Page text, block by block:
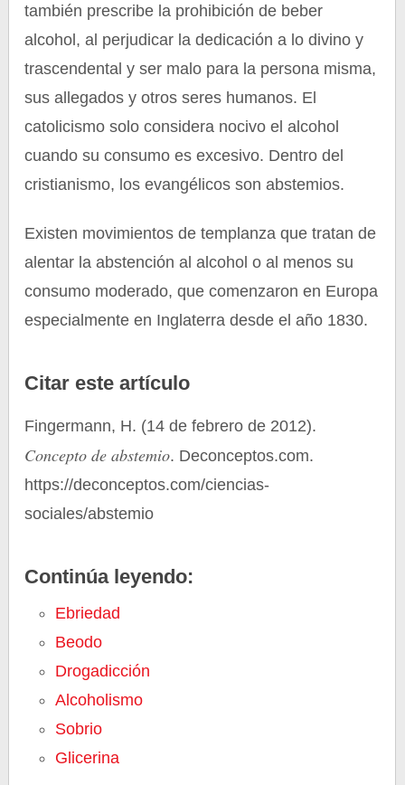
también prescribe la prohibición de beber
alcohol, al perjudicar la dedicación a lo divino y
trascendental y ser malo para la persona misma,
sus allegados y otros seres humanos. El
catolicismo solo considera nocivo el alcohol
cuando su consumo es excesivo. Dentro del
cristianismo, los evangélicos son abstemios.
Existen movimientos de templanza que tratan de
alentar la abstención al alcohol o al menos su
consumo moderado, que comenzaron en Europa
especialmente en Inglaterra desde el año 1830.
Citar este artículo
Fingermann, H. (14 de febrero de 2012).
Concepto de abstemio. Deconceptos.com.
https://deconceptos.com/ciencias-
sociales/abstemio
Continúa leyendo:
Ebriedad
Beodo
Drogadicción
Alcoholismo
Sobrio
Glicerina